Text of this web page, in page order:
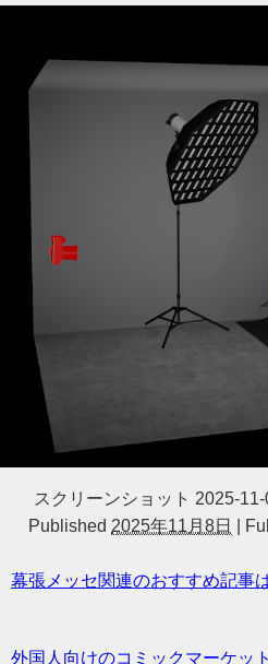
スクリーンショット 2025-
Published 2025年11月8日
幕張メッセ関連のおすすめ記事
外国人向けのコミックマーケッ